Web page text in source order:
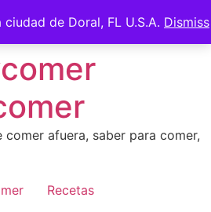
de Doral, FL U.S.A. Dismiss
-
afuera, saber para comer,
Recetas